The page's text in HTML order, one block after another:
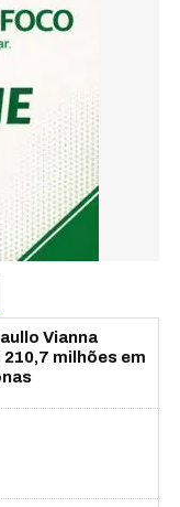
Vianna
milhões em